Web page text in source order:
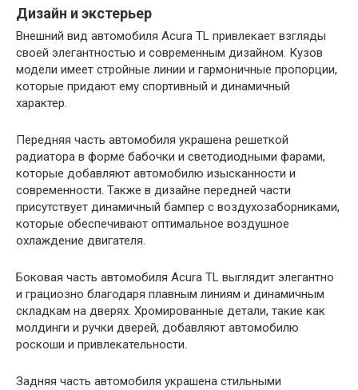
Дизайн и экстерьер
Внешний вид автомобиля Acura TL привлекает взгляды
своей элегантностью и современным дизайном. Кузов
модели имеет стройные линии и гармоничные пропорции,
которые придают ему спортивный и динамичный
характер.
Передняя часть автомобиля украшена решеткой
радиатора в форме бабочки и светодиодными фарами,
которые добавляют автомобилю изысканности и
современности. Также в дизайне передней части
присутствует динамичный бампер с воздухозаборниками,
которые обеспечивают оптимальное воздушное
охлаждение двигателя.
Боковая часть автомобиля Acura TL выглядит элегантно
и грациозно благодаря плавным линиям и динамичным
складкам на дверях. Хромированные детали, такие как
молдинги и ручки дверей, добавляют автомобилю
роскоши и привлекательности.
Задняя часть автомобиля украшена стильными